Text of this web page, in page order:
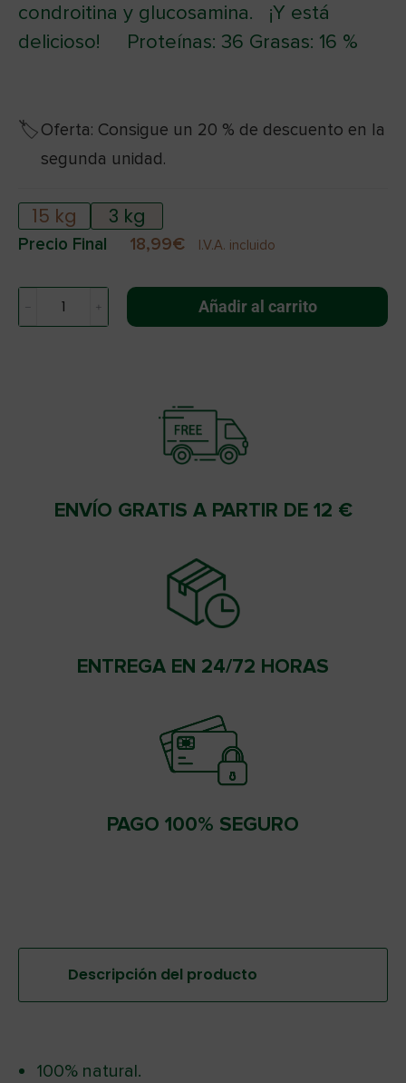
condroitina y glucosamina. ¡Y está
delicioso! Proteínas: 36 Grasas: 16 %
Oferta: Consigue un 20 % de descuento en la
segunda unidad.
15 kg 3 kg
18,99€ I.V.A. incluido
Añadir al carrito
ENVÍO GRATIS A PARTIR DE 12 €
ENTREGA EN 24/72 HORAS
PAGO 100% SEGURO
Descripción del producto
100% natural.